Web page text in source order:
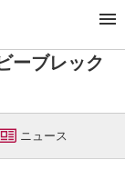
㈱ビーブレックス）
ーブレック
ニュース